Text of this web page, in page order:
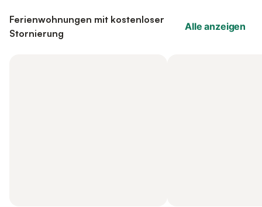
Ferienwohnungen mit kostenloser
Stornierung
Alle anzeigen